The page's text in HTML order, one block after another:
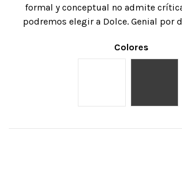
formal y conceptual no admite
podremos elegir a Dolce. Genial por
Colores